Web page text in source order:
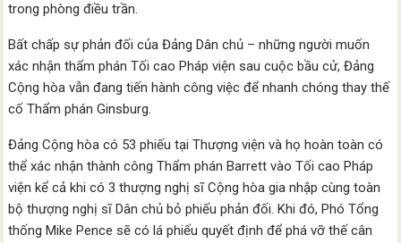
trong phòng điều trần.
Bất chấp sự phản đối của Đảng Dân chủ – những người muốn
xác nhận thẩm phán Tối cao Pháp viện sau cuộc bầu cử, Đảng
Cộng hòa vẫn đang tiến hành công việc để nhanh chóng thay thế
cố Thẩm phán Ginsburg.
Đảng Cộng hòa có 53 phiếu tại Thượng viện và họ hoàn toàn có
thể xác nhận thành công Thẩm phán Barrett vào Tối cao Pháp
viện kể cả khi có 3 thượng nghị sĩ Cộng hòa gia nhập cùng toàn
bộ thượng nghị sĩ Dân chủ bỏ phiếu phản đối. Khi đó, Phó Tổng
thống Mike Pence sẽ có lá phiếu quyết định để phá vỡ thế cân